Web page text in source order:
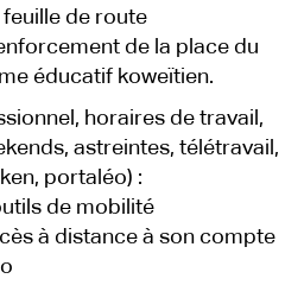
de route
de la place du
éducatif koweïtien.
horaires de travail,
astreintes, télétravail,
portaléo) :
de mobilité
à distance à son compte